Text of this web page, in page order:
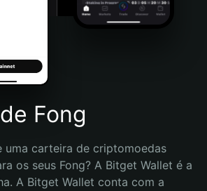
Fong
uma carteira de criptomoedas
os seus Fong? A Bitget Wallet é a
A Bitget Wallet conta com a